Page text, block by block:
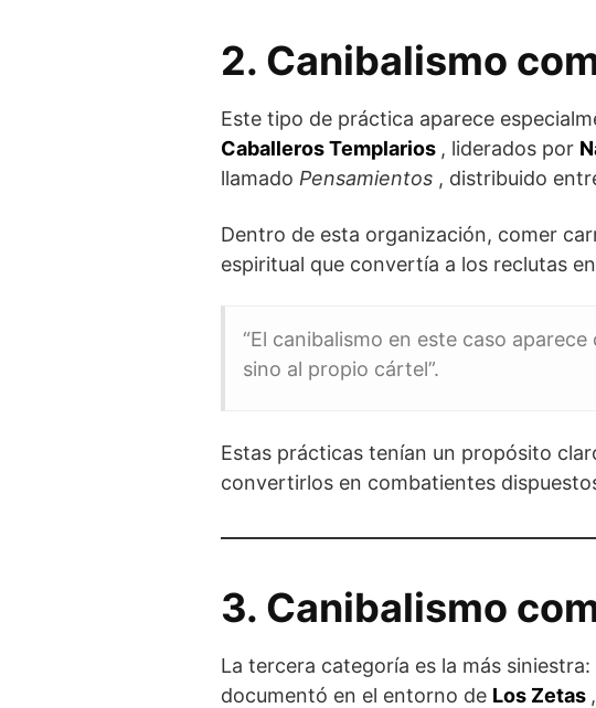
2. Canibalismo
Este tipo de práctica aparece
Caballeros Templarios , liderados por
llamado Pensamientos , distribuido
Dentro de esta organización, comer
espiritual que convertía a los reclutas
“El canibalismo en este caso
sino al propio cártel”.
Estas prácticas tenían un propósito
convertirlos en combatientes
3. Canibalismo
La tercera categoría es la más
documentó en el entorno de Los Zetas